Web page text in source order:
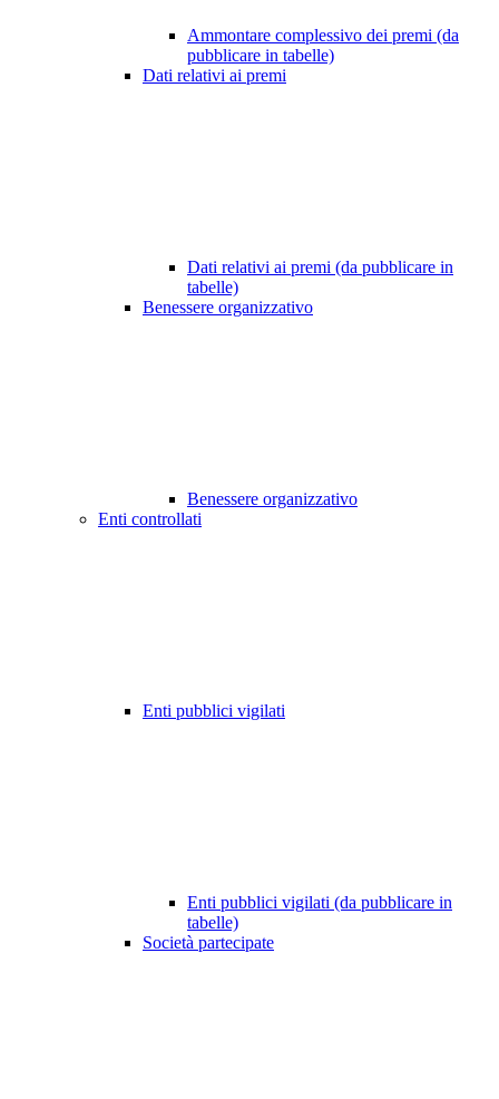
Ammontare complessivo dei premi (da
pubblicare in tabelle)
Dati relativi ai premi
Dati relativi ai premi (da pubblicare in
tabelle)
Benessere organizzativo
Benessere organizzativo
Enti controllati
Enti pubblici vigilati
Enti pubblici vigilati (da pubblicare in
tabelle)
Società partecipate